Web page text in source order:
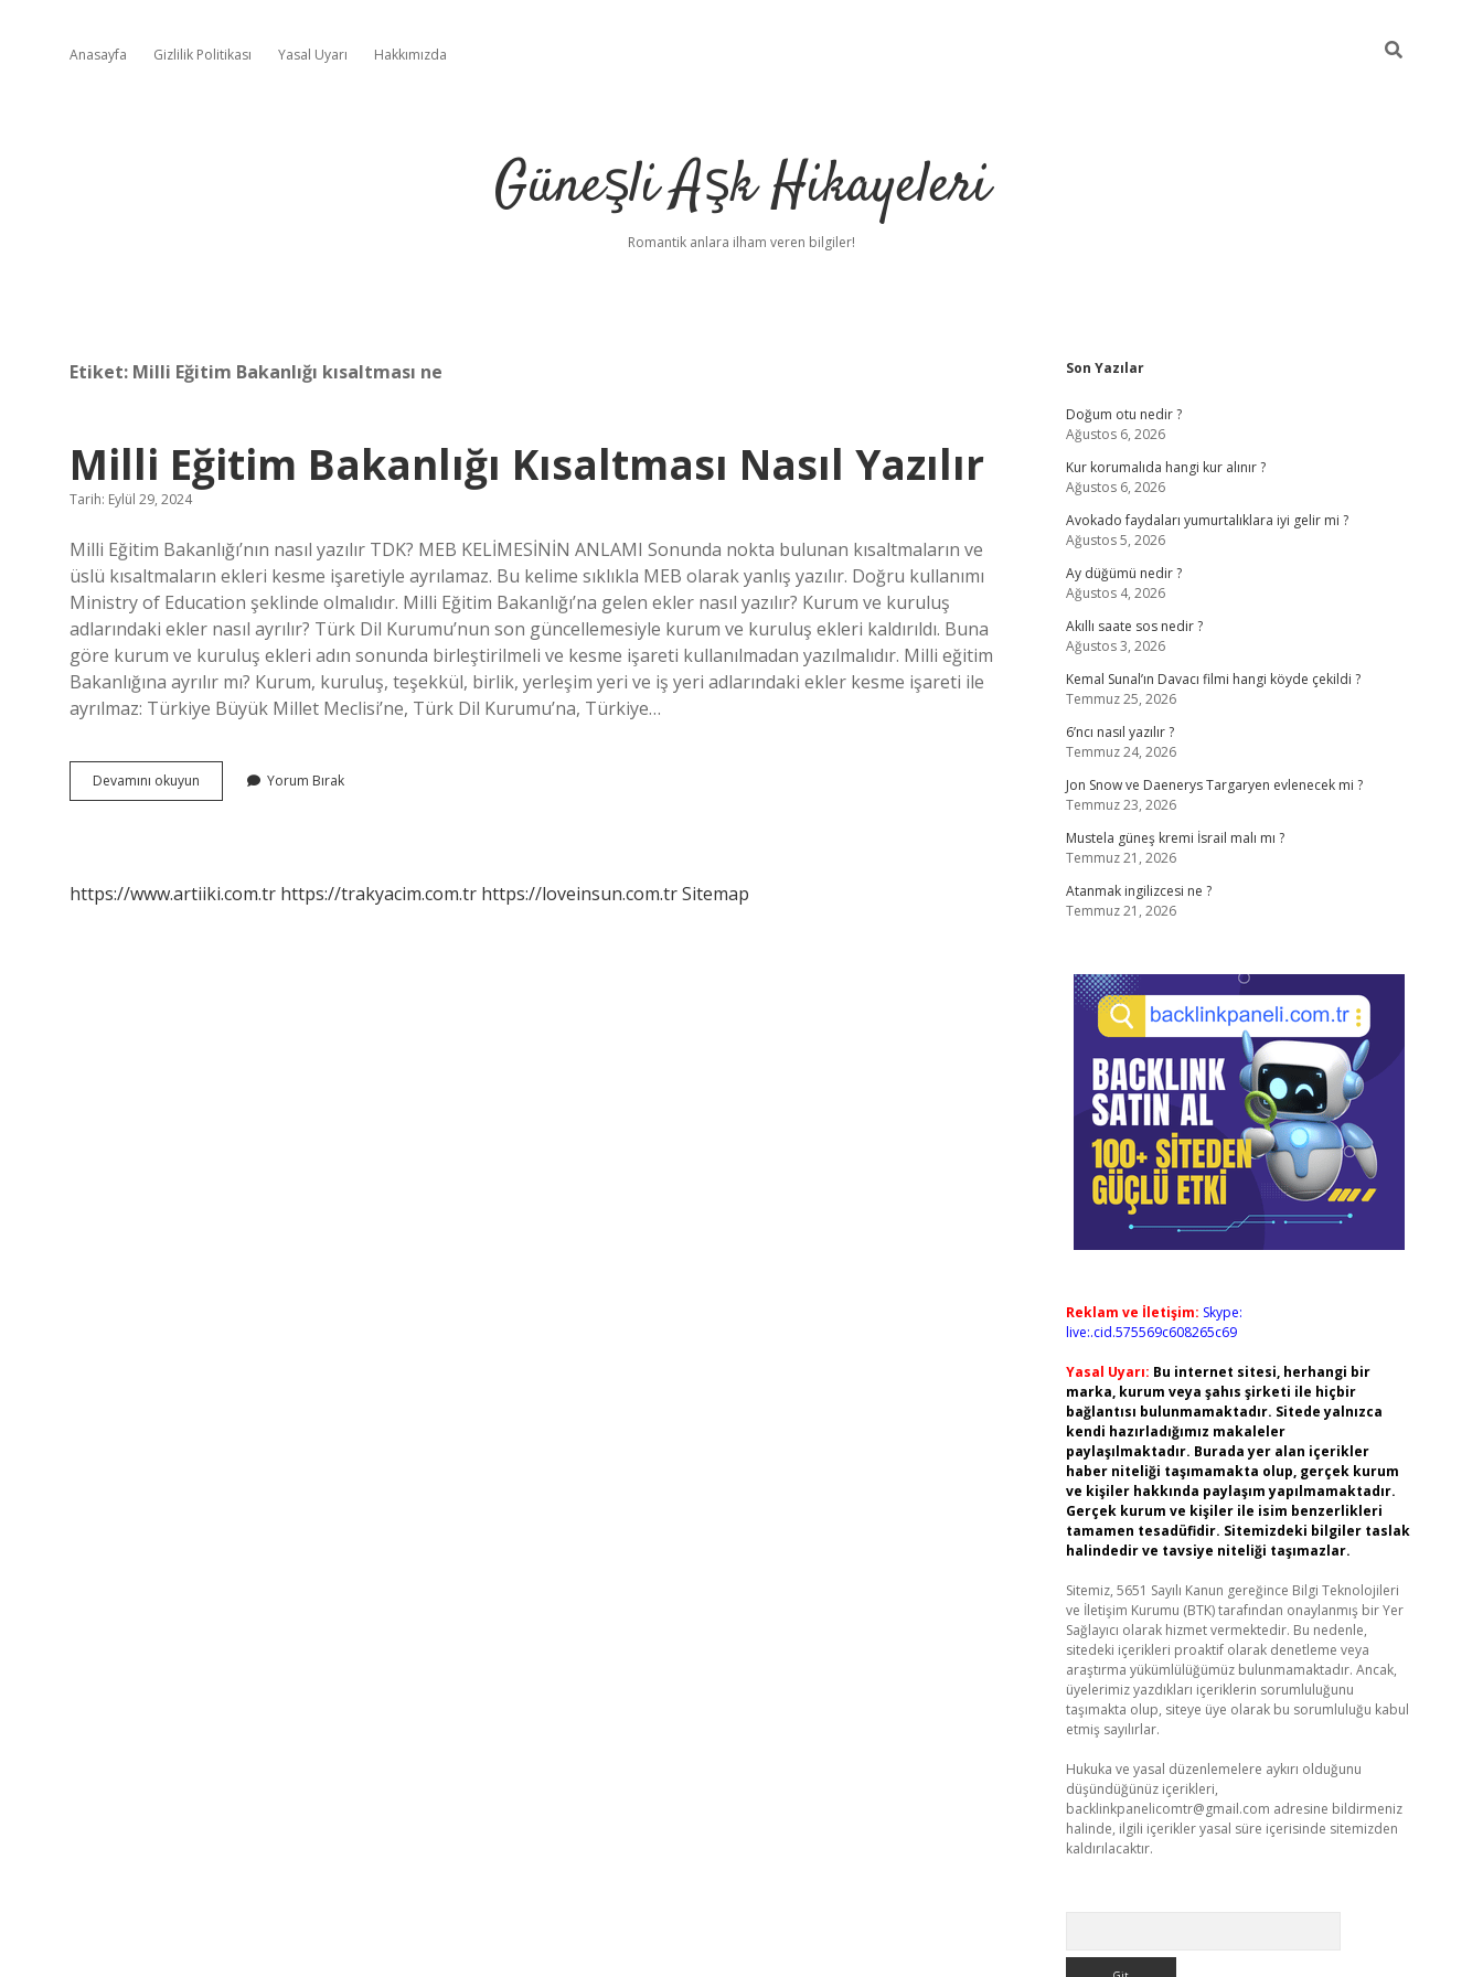
Anasayfa Gizlilik Politikası Yasal Uyarı Hakkımızda
Güneşli Aşk Hikayeleri
Romantik anlara ilham veren bilgiler!
Etiket: Milli Eğitim Bakanlığı kısaltması ne
Milli Eğitim Bakanlığı Kısaltması Nasıl Yazılır
Tarih: Eylül 29, 2024
Milli Eğitim Bakanlığı’nın nasıl yazılır TDK? MEB KELİMESİNİN ANLAMI Sonunda nokta bulunan kısaltmaların ve
üslü kısaltmaların ekleri kesme işaretiyle ayrılamaz. Bu kelime sıklıkla MEB olarak yanlış yazılır. Doğru kullanımı
Ministry of Education şeklinde olmalıdır. Milli Eğitim Bakanlığı’na gelen ekler nasıl yazılır? Kurum ve kuruluş
adlarındaki ekler nasıl ayrılır? Türk Dil Kurumu’nun son güncellemesiyle kurum ve kuruluş ekleri kaldırıldı. Buna
göre kurum ve kuruluş ekleri adın sonunda birleştirilmeli ve kesme işareti kullanılmadan yazılmalıdır. Milli eğitim
Bakanlığına ayrılır mı? Kurum, kuruluş, teşekkül, birlik, yerleşim yeri ve iş yeri adlarındaki ekler kesme işareti ile
ayrılmaz: Türkiye Büyük Millet Meclisi’ne, Türk Dil Kurumu’na, Türkiye…
Devamını okuyun
Eğitim
Yorum Bırak
https://www.artiiki.com.tr https://trakyacim.com.tr https://loveinsun.com.trSitemap
Sidebar
Son Yazılar
Doğum otu nedir ?
Ağustos 6, 2026
Kur korumalıda hangi kur alınır ?
Ağustos 6, 2026
Avokado faydaları yumurtalıklara iyi gelir mi ?
Ağustos 5, 2026
Ay düğümü nedir ?
Ağustos 4, 2026
Akıllı saate sos nedir ?
Ağustos 3, 2026
Kemal Sunal’ın Davacı filmi hangi köyde çekildi ?
Temmuz 25, 2026
6’ncı nasıl yazılır ?
Temmuz 24, 2026
Jon Snow ve Daenerys Targaryen evlenecek mi ?
Temmuz 23, 2026
Mustela güneş kremi İsrail malı mı ?
Temmuz 21, 2026
Atanmak ingilizcesi ne ?
Temmuz 21, 2026
Reklam ve İletişim: Skype:
live:.cid.575569c608265c69
Yasal Uyarı: Bu internet sitesi, herhangi bir
marka, kurum veya şahıs şirketi ile hiçbir
bağlantısı bulunmamaktadır. Sitede yalnızca
kendi hazırladığımız makaleler
paylaşılmaktadır. Burada yer alan içerikler
haber niteliği taşımamakta olup, gerçek kurum
ve kişiler hakkında paylaşım yapılmamaktadır.
Gerçek kurum ve kişiler ile isim benzerlikleri
tamamen tesadüfidir. Sitemizdeki bilgiler taslak
halindedir ve tavsiye niteliği taşımazlar.
Sitemiz, 5651 Sayılı Kanun gereğince Bilgi Teknolojileri
ve İletişim Kurumu (BTK) tarafından onaylanmış bir Yer
Sağlayıcı olarak hizmet vermektedir. Bu nedenle,
sitedeki içerikleri proaktif olarak denetleme veya
araştırma yükümlülüğümüz bulunmamaktadır. Ancak,
üyelerimiz yazdıkları içeriklerin sorumluluğunu
taşımakta olup, siteye üye olarak bu sorumluluğu kabul
etmiş sayılırlar.
Hukuka ve yasal düzenlemelere aykırı olduğunu
düşündüğünüz içerikleri,
backlinkpanelicomtr@gmail.com adresine bildirmeniz
halinde, ilgili içerikler yasal süre içerisinde sitemizden
kaldırılacaktır.
betci